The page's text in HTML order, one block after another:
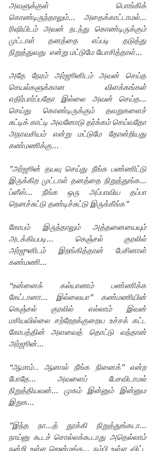
அவளுக்குள் பொங்கிக்
கொண்டிருந்தாலும்… அதைக்காட்டாமல்…
ரிஷியிடம் அவன் நடந்து கொண்டிருக்கும்
முட்டாள் தனத்தை எப்படி தடுத்து
நிறுத்துவது  என்று மட்டுமே யோசித்தாள்…
அதே நேரம் அர்ஜூனிடம் அவன் செய்த
செயல்களுக்கான விளக்கங்கள்
எதிர்பார்ப்பதோ இல்லை அவன் செய்த…
செய்து கொண்டிருக்கும் தவறுகளைச்
சுட்டிக் காட்டி அவனோடு தர்க்கம் செய்வதோ
அநாவசியம் என்று மட்டுமே தோன்றியது
கண்மணிக்கு…
”அர்ஜூன் தயவு செய்து நீங்க பண்ணிட்டு
இருக்கிற முட்டாள் தனத்தை நிறுத்துங்க…
ப்ளீஸ்… நீங்க ஒரு அப்பாவிய தப்பா
நெனச்சுட்டு தண்டிச்சுட்டு இருக்கீங்க”
கோபம் இருந்தாலும் அத்தனையையும்
அடக்கியபடி… கெஞ்சல் குரலில்
அர்ஜுனிடம் இறங்கித்தான் பேசினாள்
கண்மணி…
“உன்னைக் கல்யாணம் பண்ணிக்க
கேட்டானா… இல்லையா” கண்மணியின்
கெஞ்சல் குரலில் எல்லாம் இவன்
மசியவில்லை சற்றேறக்குறைய உச்சக் கட்ட
கோபத்தின் அளவைத் தொட்டு வந்தான்
அர்ஜூன்…
“ஆமாம்.. ஆனால் நீங்க நினைக்” என்ற
போதே… அவளைப் பேசவிடாமல்
நிறுத்தியவன்… முகம் இன்னும் இன்னும
இறுக…
”இந்த நா…த் தூக்கி நிறுத்துங்கடா…
நாய்னு கூடச் சொல்லக்கூடாது அதெல்லாம்
நன்றி உள்ள ஜென்மங்க… நம்பி உள்ள விட்ட